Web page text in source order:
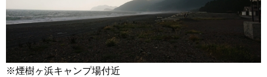
※煙樹ヶ浜キャンプ場付近